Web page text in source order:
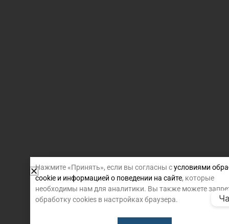
Нажмите «Принять», если вы согласны сусловиями
cookie и информацией о поведении на сайте, которые
необходимы нам для аналитики. Вы также можете
обработку cookies в настройках браузера.